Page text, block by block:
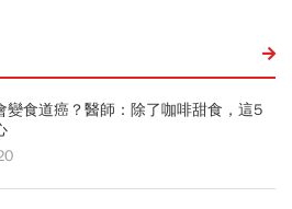
變食道癌？醫師：除了咖啡甜食，這5